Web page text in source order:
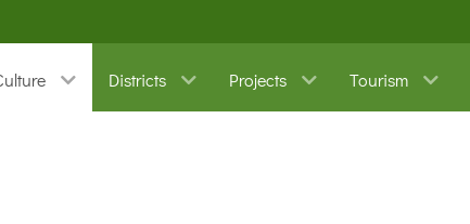
Districts Projects Tourism